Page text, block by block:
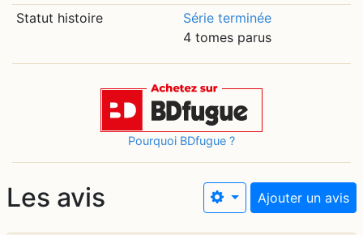
Statut histoire
Série terminée
4 tomes parus
Pourquoi BDfugue ?
Les avis Ajouter un avis